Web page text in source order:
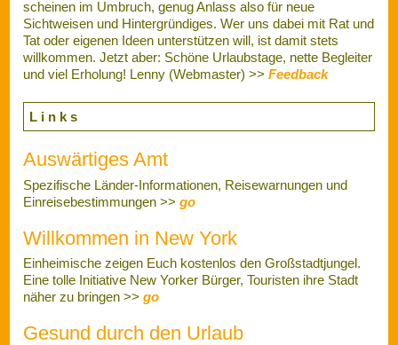
Anzeige